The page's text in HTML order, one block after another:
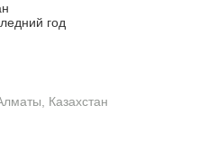
год
Казахстан